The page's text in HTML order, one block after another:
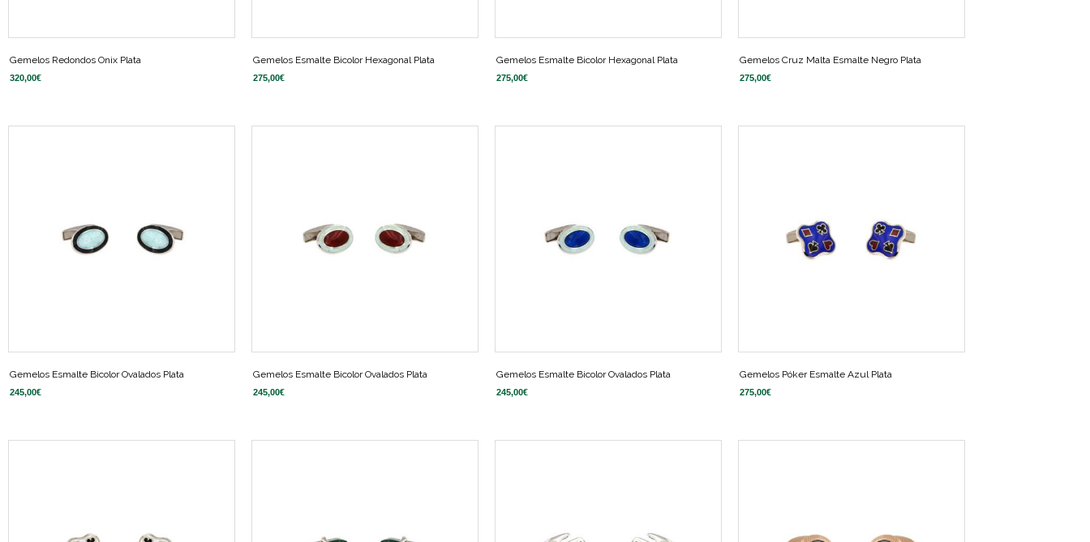
Gemelos Redondos Onix Plata
320,00€
Gemelos Esmalte Bicolor Hexagonal Plata
275,00€
Gemelos Esmalte Bicolor Hexagonal Plata
275,00€
Gemelos Cruz Malta Esmalte Negro Plata
275,00€
Gemelos Esmalte Bicolor Ovalados Plata
245,00€
Gemelos Esmalte Bicolor Ovalados Plata
245,00€
Gemelos Esmalte Bicolor Ovalados Plata
245,00€
Gemelos Póker Esmalte Azul Plata
275,00€